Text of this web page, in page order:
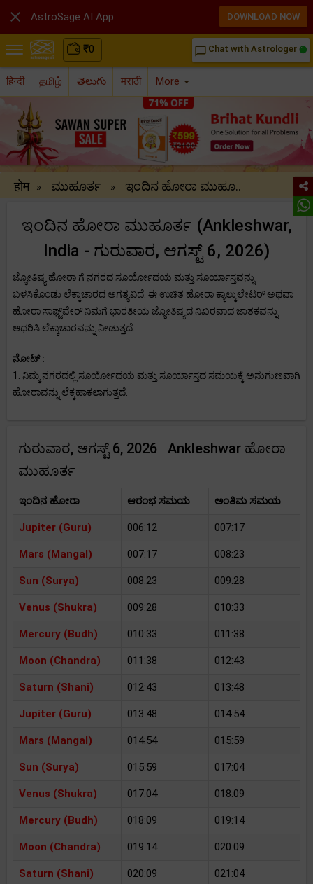
₹0 chat_bubble_outline Chat with Astrologer
हिन्दी தமிழ் తెలుగు मराठी More
होम » ಮುಹೂರ್ತ » ಇಂದಿನ ಹೋರಾ ಮುಹೂ..
ಇಂದಿನ ಹೋರಾ ಮುಹೂರ್ತ (Ankleshwar,
India - ಗುರುವಾರ, ಆಗಸ್ಟ್ 6, 2026)
ಜ್ಯೋತಿಷ್ಯ ಹೋರಾ ಗೆ ನಗರದ ಸೂರ್ಯೋದಯ ಮತ್ತು ಸೂರ್ಯಾಸ್ತವನ್ನು
ಬಳಸಿಕೊಂಡು ಲೆಕ್ಕಾಚಾರದ ಅಗತ್ಯವಿದೆ. ಈ ಉಚಿತ ಹೋರಾ ಕ್ಯಾಲ್ಕುಲೇಟರ್ ಅಥವಾ
ಹೋರಾ ಸಾಫ್ಟ್‌ವೇರ್ ನಿಮಗೆ ಭಾರತೀಯ ಜ್ಯೋತಿಷ್ಯದ ನಿಖರವಾದ ಜಾತಕವನ್ನು
ಆಧರಿಸಿ ಲೆಕ್ಕಾಚಾರವನ್ನು ನೀಡುತ್ತದೆ.
ನೋಟ್ :
1. ನಿಮ್ಮ ನಗರದಲ್ಲಿ ಸೂರ್ಯೋದಯ ಮತ್ತು ಸೂರ್ಯಾಸ್ತದ ಸಮಯಕ್ಕೆ ಅನುಗುಣವಾಗಿ
ಹೋರಾವನ್ನು ಲೆಕ್ಕಹಾಕಲಾಗುತ್ತದೆ.
ಗುರುವಾರ, ಆಗಸ್ಟ್ 6, 2026 Ankleshwar ಹೋರಾ
ಮುಹೂರ್ತ
ಇಂದಿನ ಹೋರಾ ಆರಂಭ ಸಮಯ ಅಂತಿಮ ಸಮಯ
Jupiter (Guru) 006:12 007:17
Mars (Mangal) 007:17 008:23
Sun (Surya) 008:23 009:28
Venus (Shukra) 009:28 010:33
Mercury (Budh) 010:33 011:38
Moon (Chandra) 011:38 012:43
Saturn (Shani) 012:43 013:48
Jupiter (Guru) 013:48 014:54
Mars (Mangal) 014:54 015:59
Sun (Surya) 015:59 017:04
Venus (Shukra) 017:04 018:09
Mercury (Budh) 018:09 019:14
Moon (Chandra) 019:14 020:09
Saturn (Shani) 020:09 021:04
 AstroSage AI App DOWNLOAD NOW